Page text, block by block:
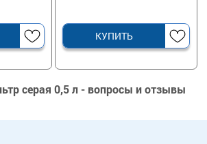
КУПИТЬ
серая 0,5 л - вопросы и отзывы